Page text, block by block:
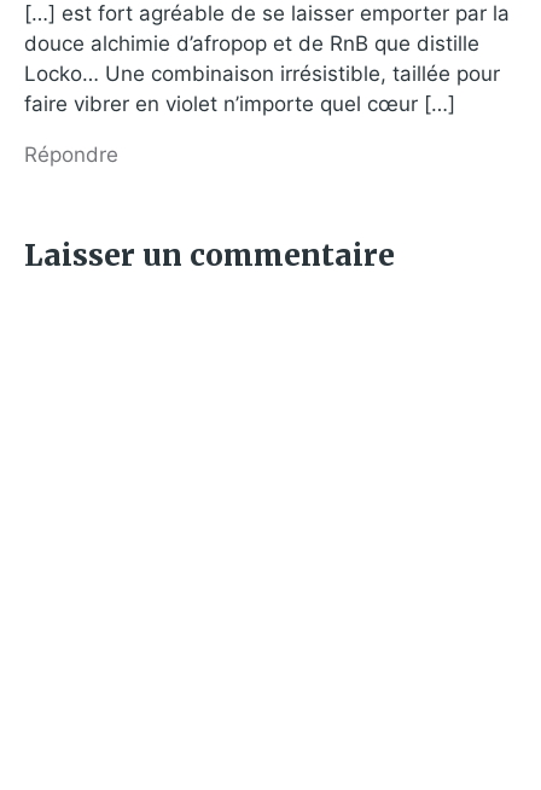
[…] est fort agréable de se laisser emporter par la
douce alchimie d’afropop et de RnB que distille
Locko… Une combinaison irrésistible, taillée pour
faire vibrer en violet n’importe quel cœur […]
Répondre
Laisser un commentaire